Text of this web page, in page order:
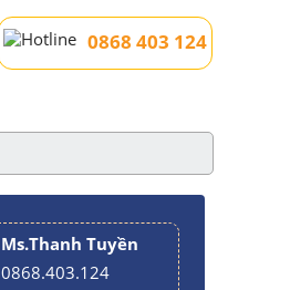
0868 403 124
Ms.Thanh Tuyền
0868.403.124